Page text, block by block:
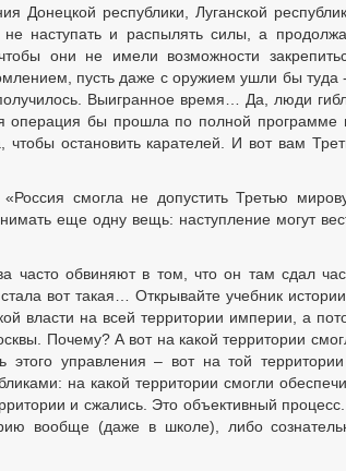
Донецкой республики, Луганской
наступать и распылять силы, а
они не имели возможности
пусть даже с оружием ушли бы туда
Выигранное время… Да, люди
операция бы прошла по полной программе
остановить карателей. И вот вам
смогла не допустить Третью
еще одну вещь: наступление могут
часто обвиняют в том, что он там сдал
вот такая… Открывайте учебник
власти на всей территории империи, а
Почему? А вот на какой территории
этого управления – вот на той
на какой территории смогли
и сжались. Это объективный
вообще (даже в школе), либо